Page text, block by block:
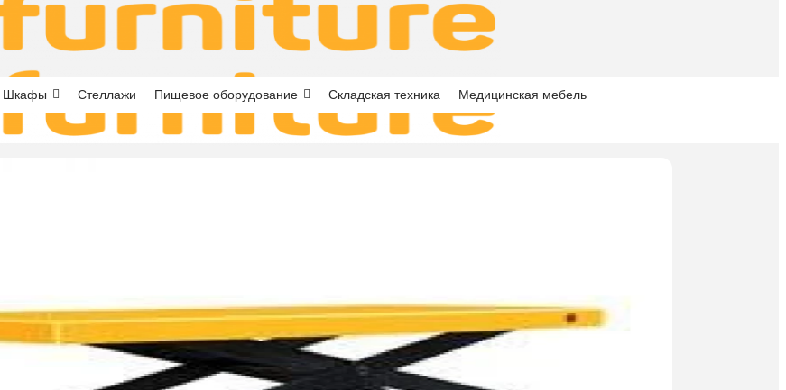
Шкафы Стеллажи Пищевое оборудование Складская техника Медицинская мебель